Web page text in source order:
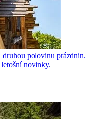
polovinu prázdnin.
novinky.